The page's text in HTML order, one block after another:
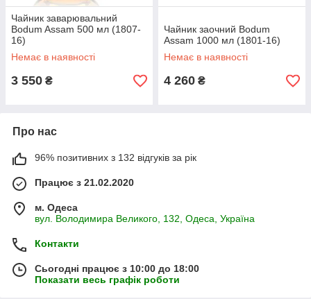
Чайник заварювальний
Bodum Assam 500 мл (1807-
16)
Немає в наявності
3 550 ₴
Чайник заочний Bodum
Assam 1000 мл (1801-16)
Немає в наявності
4 260 ₴
Про нас
96% позитивних з 132 відгуків за рік
Працює з 21.02.2020
м. Одеса
вул. Володимира Великого, 132, Одеса, Україна
Контакти
Сьогодні працює з 10:00 до 18:00
Показати весь графік роботи